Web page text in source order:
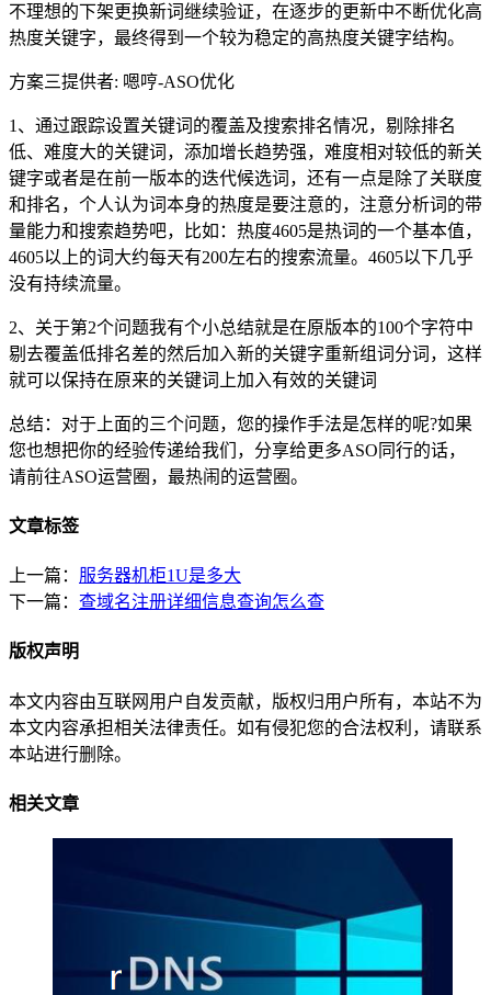
不理想的下架更换新词继续验证，在逐步的更新中不断优化高
热度关键字，最终得到一个较为稳定的高热度关键字结构。
方案三提供者: 嗯哼-ASO优化
1、通过跟踪设置关键词的覆盖及搜索排名情况，剔除排名
低、难度大的关键词，添加增长趋势强，难度相对较低的新关
键字或者是在前一版本的迭代候选词，还有一点是除了关联度
和排名，个人认为词本身的热度是要注意的，注意分析词的带
量能力和搜索趋势吧，比如：热度4605是热词的一个基本值，
4605以上的词大约每天有200左右的搜索流量。4605以下几乎
没有持续流量。
2、关于第2个问题我有个小总结就是在原版本的100个字符中
剔去覆盖低排名差的然后加入新的关键字重新组词分词，这样
就可以保持在原来的关键词上加入有效的关键词
总结：对于上面的三个问题，您的操作手法是怎样的呢?如果
您也想把你的经验传递给我们，分享给更多ASO同行的话，
请前往ASO运营圈，最热闹的运营圈。
文章标签
上一篇： 服务器机柜1U是多大
下一篇： 查域名注册详细信息查询怎么查
版权声明
本文内容由互联网用户自发贡献，版权归用户所有，本站不为
本文内容承担相关法律责任。如有侵犯您的合法权利，请联系
本站进行删除。
相关文章